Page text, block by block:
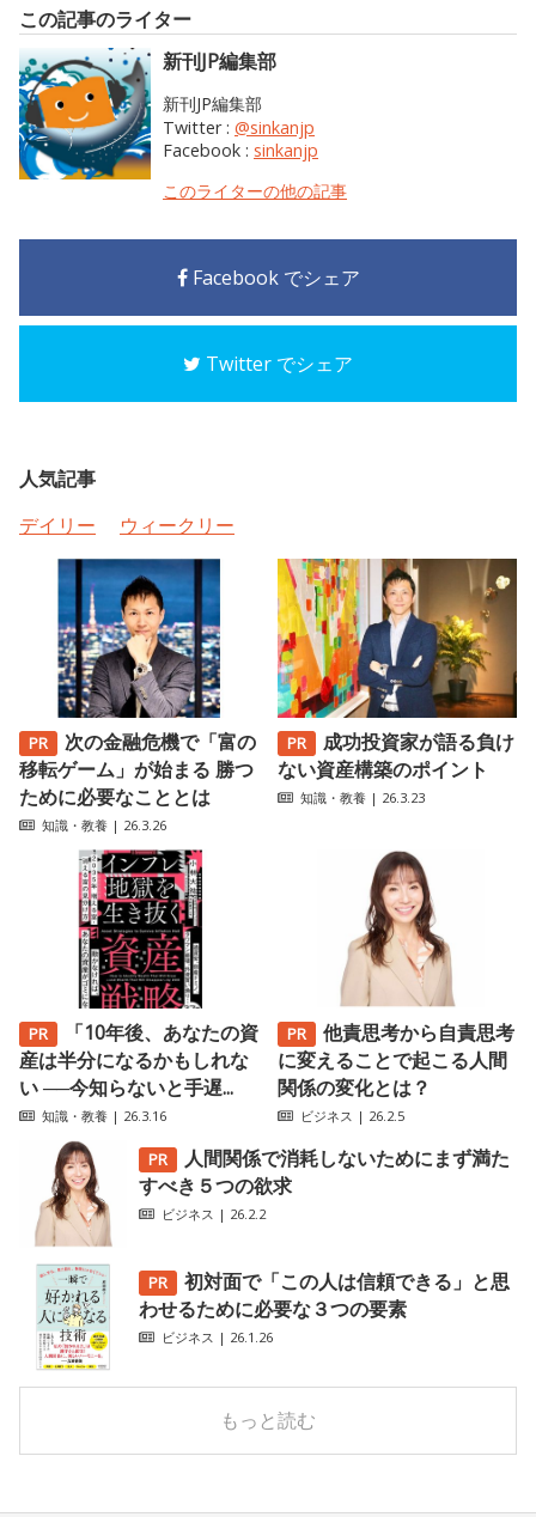
この記事のライター
新刊JP編集部
新刊JP編集部
Twitter : @sinkanjp
Facebook : sinkanjp
このライターの他の記事
Facebook でシェア
Twitter でシェア
人気記事
デイリー
ウィークリー
次の金融危機で「富の
移転ゲーム」が始まる 勝つ
ために必要なこととは
知識・教養 | 26.3.26
成功投資家が語る負け
ない資産構築のポイント
知識・教養 | 26.3.23
「10年後、あなたの資
産は半分になるかもしれな
い ──今知らないと手遅...
知識・教養 | 26.3.16
他責思考から自責思考
に変えることで起こる人間
関係の変化とは？
ビジネス | 26.2.5
人間関係で消耗しないためにまず満た
すべき５つの欲求
ビジネス | 26.2.2
初対面で「この人は信頼できる」と思
わせるために必要な３つの要素
ビジネス | 26.1.26
もっと読む